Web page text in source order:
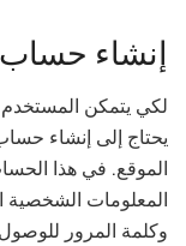
إنشاء
لكي يتمكن
الموقع. في هذا
المعلومات الشخصية
وكلمة المرور